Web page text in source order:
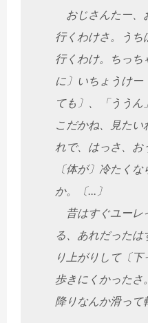
おじさんたー、
行くわけさ。うち
行くわけ。ちっち
に〕いちょうけ
ても〕、「うう
こだかね、見た
れで、はっさ、お
〔体が〕冷たく
か。〔...〕
昔はすぐユーレ
る、あれだったは
り上がりして〔下
歩きにくかったさ
降りなんか滑って